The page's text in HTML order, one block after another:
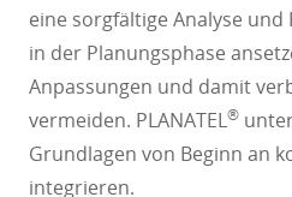
eine sorgfältige Analyse
in der Planungsphase
Anpassungen und damit
vermeiden. PLANATEL®
Grundlagen von Beginn an
integrieren.